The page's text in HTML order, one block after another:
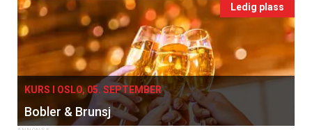
Ledig plass
KURS I OSLO, 05. SEPTEMBER
Bobler & Brunsj